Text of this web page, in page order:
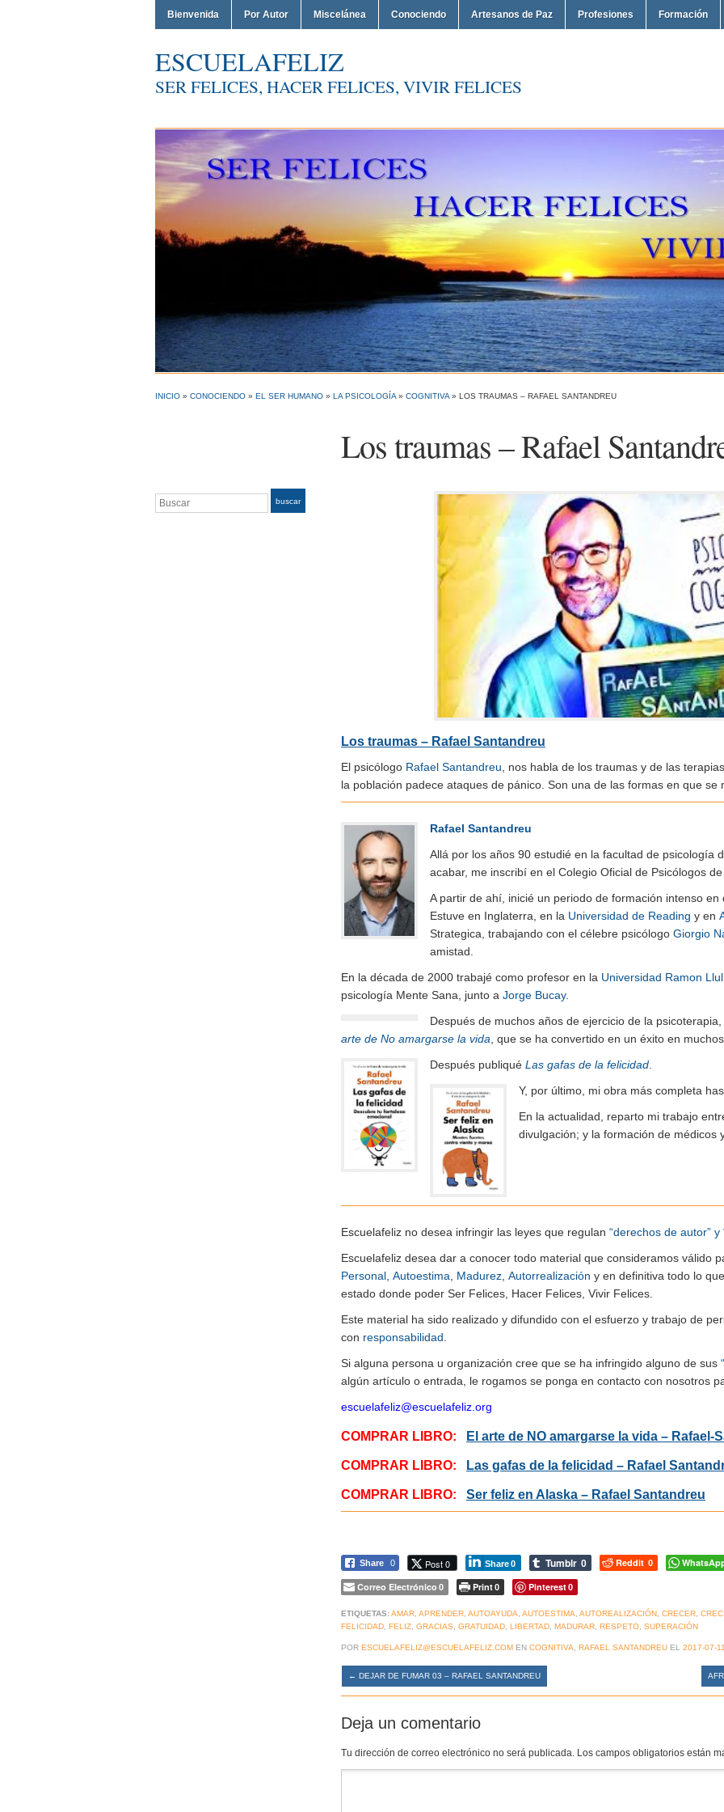
Bienvenida Por Autor Miscelánea Conociendo Artesanos de Paz Profesiones Formación
ESCUELAFELIZ
SER FELICES, HACER FELICES, VIVIR FELICES
INICIO » CONOCIENDO » EL SER HUMANO » LA PSICOLOGÍA » COGNITIVA » LOS TRAUMAS – RAFAEL SANTANDREU
Los traumas – Rafael
Buscar buscar
Los traumas – Rafael Santandreu
El psicólogo Rafael Santandreu , nos habla de los traumas y de las
la población padece ataques de pánico. Son una de las formas en que
Rafael Santandreu
Allá por los años 90 estudié en la facultad de psicología
acabar, me inscribí en el Colegio Oficial de Psicólogos
A partir de ahí, inicié un periodo de formación intenso
Estuve en Inglaterra, en la Universidad de Reading y en
Strategica, trabajando con el célebre psicólogo Giorgio
amistad.
En la década de 2000 trabajé como profesor en la Universidad Ramon
psicología Mente Sana, junto a Jorge Bucay.
Después de muchos años de ejercicio de la
arte de No amargarse la vida , que se ha convertido en un éxito en
Después publiqué Las gafas de la felicidad
Y, por último, mi obra más completa
En la actualidad, reparto mi trabajo
divulgación; y la formación de médicos
Escuelafeliz no desea infringir las leyes que regulan “derechos de autor” y
Escuelafeliz desea dar a conocer todo material que consideramos válido
Personal Autoestima Madurez Autorrealización y en definitiva todo lo
estado donde poder Ser Felices, Hacer Felices, Vivir Felices.
Este material ha sido realizado y difundido con el esfuerzo y trabajo de
con responsabilidad
Si alguna persona u organización cree que se ha infringido alguno de sus
algún artículo o entrada, le rogamos se ponga en contacto con nosotros
escuelafeliz@escuelafeliz.org
COMPRAR LIBRO: El arte de NO amargarse la vida – Rafael-
COMPRAR LIBRO: Las gafas de la felicidad – Rafael
COMPRAR LIBRO: Ser feliz en Alaska – Rafael Santandreu
Share 0 Post 0 Share0 Tumblr 0 Reddit 0
Correo Electrónico 0 Print0 Pinterest0
ETIQUETAS:AMAR APRENDER AUTOAYUDA AUTOESTIMA AUTOREALIZACIÓN CRECER
FELICIDAD FELIZ GRACIAS GRATUIDAD LIBERTAD MADURAR RESPETO SUPERACIÓN
POR ESCUELAFELIZ@ESCUELAFELIZ.COM EN COGNITIVA RAFAEL SANTANDREU EL 2017-07-
← DEJAR DE FUMAR 03 – RAFAEL SANTANDREU
Deja un comentario
Tu dirección de correo electrónico no será publicada. Los campos obligatorios están